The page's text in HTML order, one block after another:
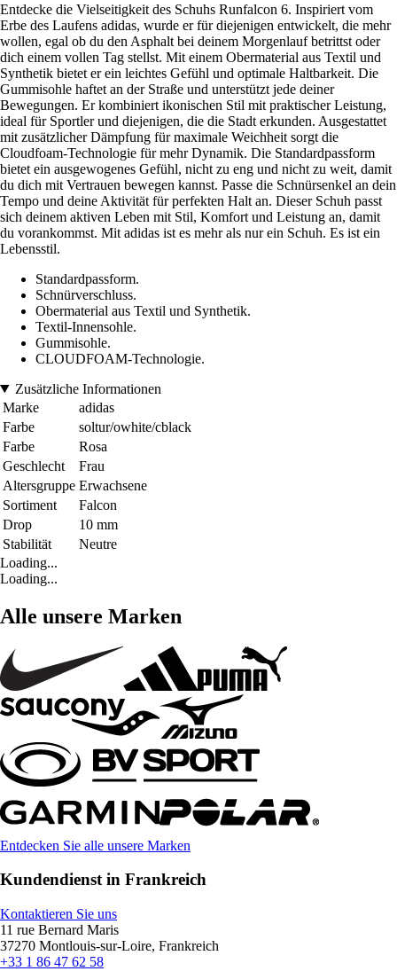
Entdecke die Vielseitigkeit des Schuhs Runfalcon 6. Inspiriert vom
Erbe des Laufens adidas, wurde er für diejenigen entwickelt, die mehr
wollen, egal ob du den Asphalt bei deinem Morgenlauf betrittst oder
dich einem vollen Tag stellst. Mit einem Obermaterial aus Textil und
Synthetik bietet er ein leichtes Gefühl und optimale Haltbarkeit. Die
Gummisohle haftet an der Straße und unterstützt jede deiner
Bewegungen. Er kombiniert ikonischen Stil mit praktischer Leistung,
ideal für Sportler und diejenigen, die die Stadt erkunden. Ausgestattet
mit zusätzlicher Dämpfung für maximale Weichheit sorgt die
Cloudfoam-Technologie für mehr Dynamik. Die Standardpassform
bietet ein ausgewogenes Gefühl, nicht zu eng und nicht zu weit, damit
du dich mit Vertrauen bewegen kannst. Passe die Schnürsenkel an dein
Tempo und deine Aktivität für perfekten Halt an. Dieser Schuh passt
sich deinem aktiven Leben mit Stil, Komfort und Leistung an, damit
du vorankommst. Mit adidas ist es mehr als nur ein Schuh. Es ist ein
Lebensstil.
Standardpassform.
Schnürverschluss.
Obermaterial aus Textil und Synthetik.
Textil-Innensohle.
Gummisohle.
CLOUDFOAM-Technologie.
Zusätzliche Informationen
Marke
adidas
Farbe
soltur/owhite/cblack
Farbe
Rosa
Geschlecht
Frau
Altersgruppe Erwachsene
Sortiment
Falcon
Drop
10 mm
Stabilität
Neutre
Loading...
Loading...
Alle unsere Marken
Entdecken Sie alle unsere Marken
Kundendienst in Frankreich
Kontaktieren Sie uns
11 rue Bernard Maris
37270 Montlouis-sur-Loire, Frankreich
+33 1 86 47 62 58